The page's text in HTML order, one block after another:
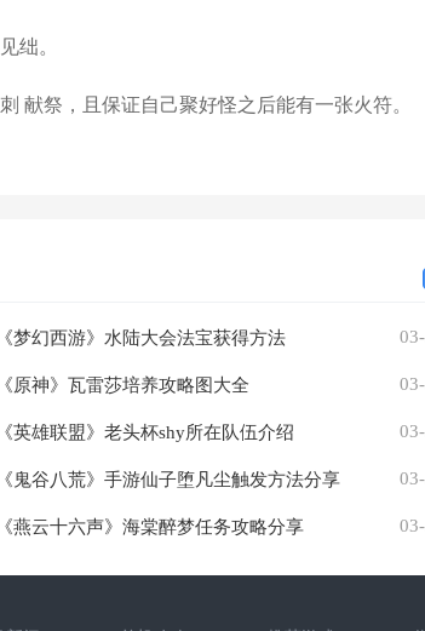
绌。
献祭，且保证自己聚好怪之后能有一张火符。
《梦幻西游》水陆大会法宝获得方法
《原神》瓦雷莎培养攻略图大全
《英雄联盟》老头杯shy所在队伍介绍
《鬼谷八荒》手游仙子堕凡尘触发方法分享
《燕云十六声》海棠醉梦任务攻略分享